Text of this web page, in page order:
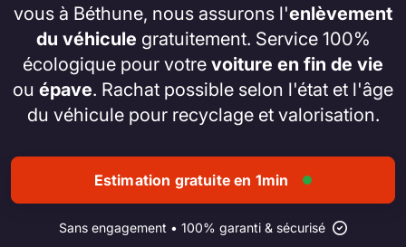
vous à Béthune, nous assurons l'enlèvement
du véhicule gratuitement. Service 100%
écologique pour votre voiture en fin de vie
ou épave. Rachat possible selon l'état et l'âge
du véhicule pour recyclage et valorisation.
Estimation gratuite en 1min
Sans engagement • 100% garanti & sécurisé